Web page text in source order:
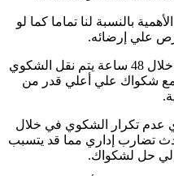
بالنسبة لنا تماما كما لو
علي إرضائه.
و في حاله لم يتم حل مشكلتك في خلال 48 ساعة يتم نقل الشكوي
مع شكواك علي أعلي قدر من
عدم تكرار الشكوي في خلال
حتي لا يحدث تضارب إداري مما قد يتسبب
حل لشكواك.